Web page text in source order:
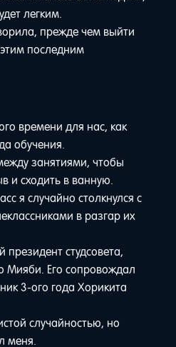
легким.
прежде чем выйти
последним
времени для нас, как
обучения.
занятиями, чтобы
и сходить в ванную.
я случайно столкнулся с
в разгар их
студсовета,
Мияби. Его сопровождал
3-ого года Хорикита
случайностью, но
меня.